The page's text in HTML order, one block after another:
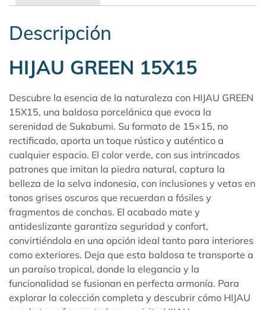
Descripción
HIJAU GREEN 15X15
Descubre la esencia de la naturaleza con HIJAU GREEN
15X15, una baldosa porcelánica que evoca la
serenidad de Sukabumi. Su formato de 15×15, no
rectificado, aporta un toque rústico y auténtico a
cualquier espacio. El color verde, con sus intrincados
patrones que imitan la piedra natural, captura la
belleza de la selva indonesia, con inclusiones y vetas en
tonos grises oscuros que recuerdan a fósiles y
fragmentos de conchas. El acabado mate y
antideslizante garantiza seguridad y confort,
convirtiéndola en una opción ideal tanto para interiores
como exteriores. Deja que esta baldosa te transporte a
un paraíso tropical, donde la elegancia y la
funcionalidad se fusionan en perfecta armonía. Para
explorar la colección completa y descubrir cómo HIJAU